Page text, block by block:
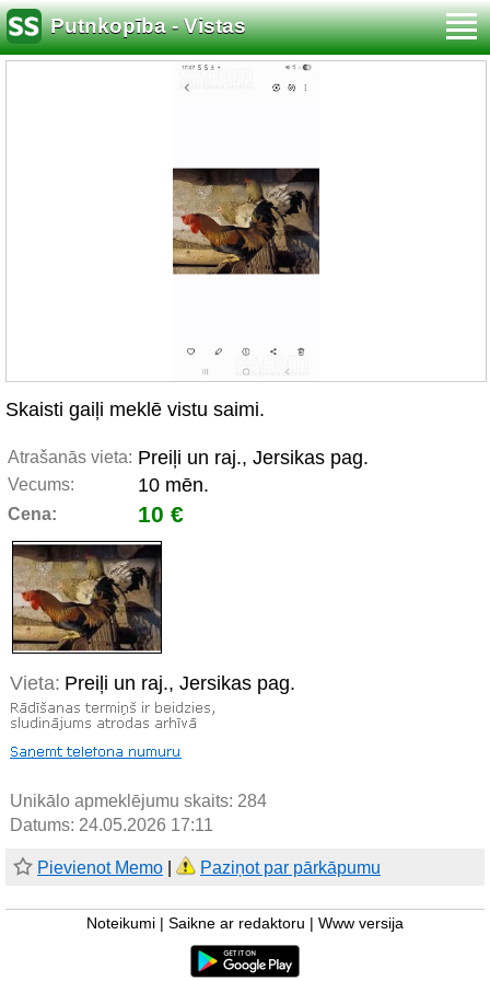
Putnkopība - Vistas
Skaisti gaiļi meklē vistu saimi.
Atrašanās vieta: Preiļi un raj., Jersikas pag.
Vecums: 10 mēn.
Cena: 10 €
Vieta: Preiļi un raj., Jersikas pag.
Unikālo apmeklējumu skaits: 284
Datums: 24.05.2026 17:11
Pievienot Memo Paziņot par pārkāpumu
Noteikumi Saikne ar redaktoru Www versija